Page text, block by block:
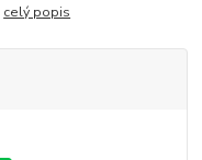
celý popis